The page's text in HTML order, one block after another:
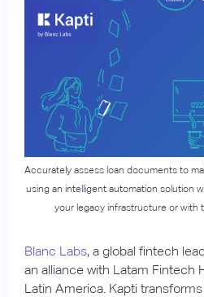
Accurately assess loan documents to
using an intelligent automation solution
your legacy infrastructure or with
Blanc Labs, a global fintech
an alliance with Latam Fintech
Latin America. Kapti